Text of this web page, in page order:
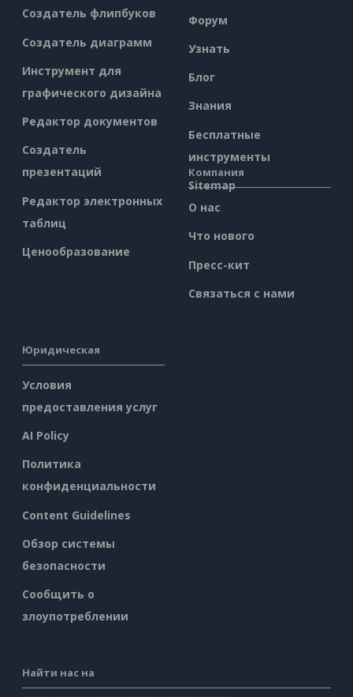
Создатель флипбуков
Создатель диаграмм
Инструмент для
графического дизайна
Редактор документов
Создатель
презентаций
Редактор электронных
таблиц
Ценообразование
Форум
Узнать
Блог
Знания
Бесплатные
инструменты
Sitemap
Компания
О нас
Что нового
Пресс-кит
Связаться с нами
Юридическая
Условия
предоставления услуг
AI Policy
Политика
конфиденциальности
Content Guidelines
Обзор системы
безопасности
Сообщить о
злоупотреблении
Найти нас на